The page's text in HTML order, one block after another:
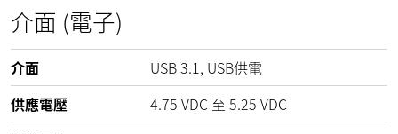
介面 (電子)
介面
USB 3.1, USB供電
供應電壓
4.75 VDC 至 5.25 VDC